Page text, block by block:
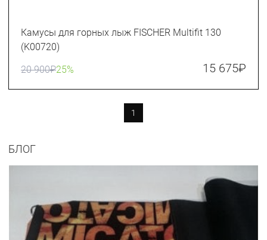
Камусы для горных лыж FISCHER Multifit 130
(K00720)
20 900₽25% 15 675₽
1
БЛОГ